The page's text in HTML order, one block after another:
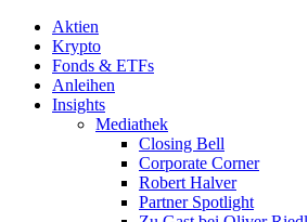
Aktien
Krypto
Fonds & ETFs
Anleihen
Insights
Mediathek
Closing Bell
Corporate Corner
Robert Halver
Partner Spotlight